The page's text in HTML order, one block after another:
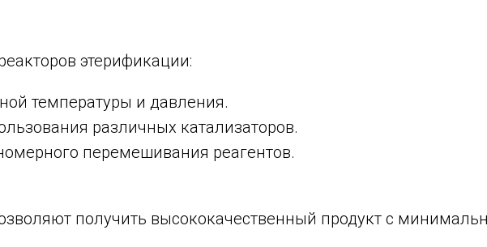
этерификации:
температуры и давления.
различных катализаторов.
перемешивания реагентов.
получить высококачественный продукт с